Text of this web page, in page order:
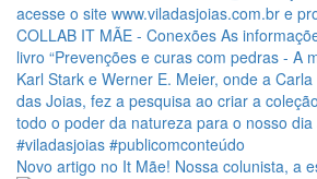
Novo artigo no It Mãe! Nossa colunista, a